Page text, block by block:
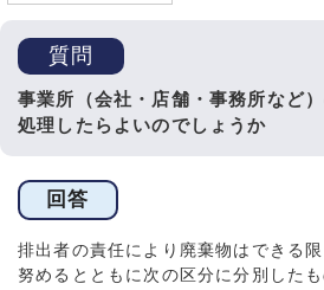
質問
事業所（会社・店舗・事務所など
処理したらよいのでしょうか
回答
排出者の責任により廃棄物はできる
努めるとともに次の区分に分別した